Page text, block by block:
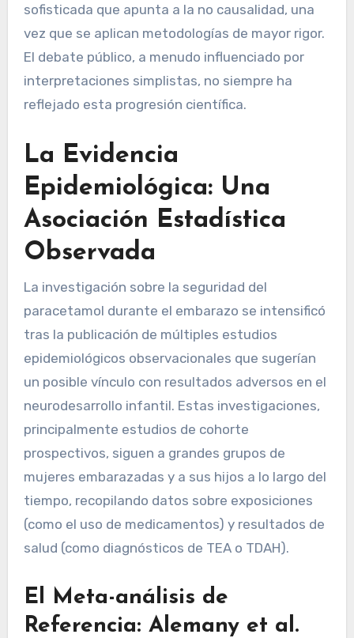
sofisticada que apunta a la no causalidad, una
vez que se aplican metodologías de mayor rigor.
El debate público, a menudo influenciado por
interpretaciones simplistas, no siempre ha
reflejado esta progresión científica.
La Evidencia
Epidemiológica: Una
Asociación Estadística
Observada
La investigación sobre la seguridad del
paracetamol durante el embarazo se intensificó
tras la publicación de múltiples estudios
epidemiológicos observacionales que sugerían
un posible vínculo con resultados adversos en el
neurodesarrollo infantil. Estas investigaciones,
principalmente estudios de cohorte
prospectivos, siguen a grandes grupos de
mujeres embarazadas y a sus hijos a lo largo del
tiempo, recopilando datos sobre exposiciones
(como el uso de medicamentos) y resultados de
salud (como diagnósticos de TEA o TDAH).
El Meta-análisis de
Referencia: Alemany et al.